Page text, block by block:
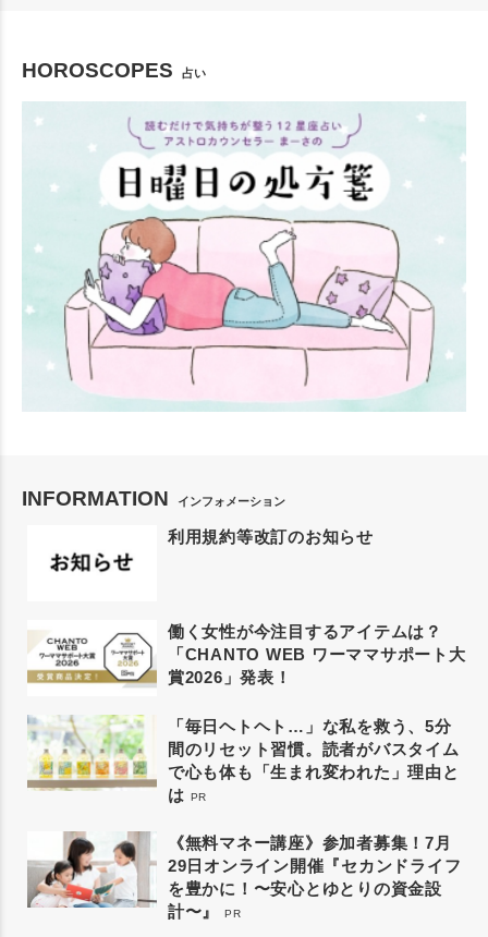
HOROSCOPES 占い
INFORMATION インフォメーション
利用規約等改訂のお知らせ
働く女性が今注目するアイテムは？
「CHANTO WEB ワーママサポート大
賞2026」発表！
「毎日ヘトヘト…」な私を救う、5分
間のリセット習慣。読者がバスタイム
で心も体も「生まれ変われた」理由と
は PR
《無料マネー講座》参加者募集！7月
29日オンライン開催『セカンドライフ
を豊かに！〜安心とゆとりの資金設
計〜』
PR